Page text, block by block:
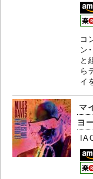
コ
ン
と
ら
イ
マ
ヨ